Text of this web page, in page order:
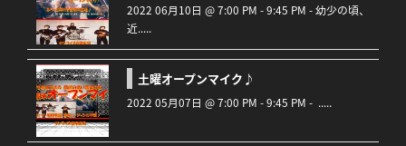
2022 06月10日 @ 7:00 PM - 9:45 PM - 幼少の頃、
近.....
土曜オープンマイク♪
2022 05月07日 @ 7:00 PM - 9:45 PM - .....